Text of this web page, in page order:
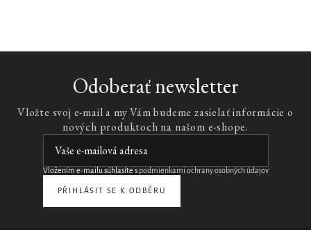
Odoberať newsletter
Vložte svoj e-mail a my Vám budeme zasielať informácie o
nových produktoch na našom e-shope.
Vložením e-mailu súhlasíte s podmienkami ochrany osobných údajov
PŘIHLÁSIT SE K ODBĚRU